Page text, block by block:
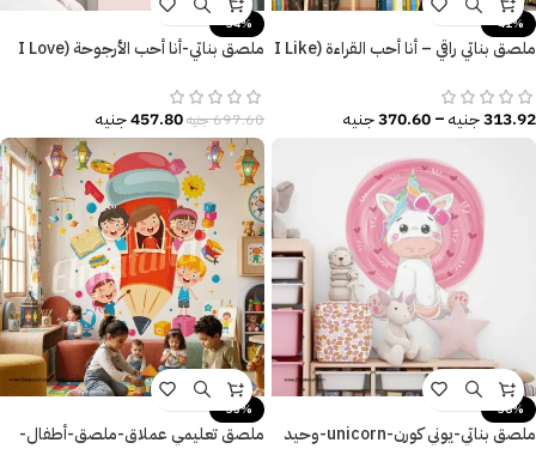
-41%
ملصق بناتي راقي – أنا أحب القراءة (I Like
313.92جنيه–
370.60جنيه
-34%
ملصق بناتي-أنا أحب الأرجوحة (I Love
697.60جنيه457.80جنيه
-38%
ملصق بناتي-يوني كورن-unicorn-وحيد
-35%
ملصق تعليمي عملاق-ملصق-أطفال-